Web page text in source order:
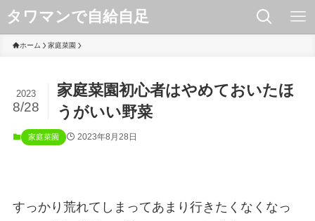
タワマンで自給自足
ホーム 家庭菜園
家庭菜園初心者はやめておいたほ
うがいい野菜
2023
8/28
家庭菜園 2023年8月28日
すっかり荒れてしまってあまり行きたくなくなっ